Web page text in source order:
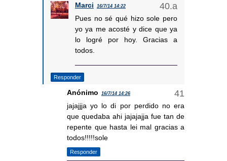
Marci 16/7/14 14:22
Pues no sé qué hizo sole pero
yo ya me acosté y dice que ya
lo logré por hoy. Gracias a
todos.
Responder
Anónimo 16/7/14 14:26
jajajjja yo lo di por perdido no era
que quedaba ahi jajajajja fue tan de
repente que hasta lei mal gracias a
todos!!!!!sole
Responder